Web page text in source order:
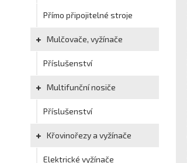
Přímo připojitelné stroje
Mulčovače, vyžínače
Příslušenství
Multifunční nosiče
Příslušenství
Křovinořezy a vyžínače
Elektrické vyžínače